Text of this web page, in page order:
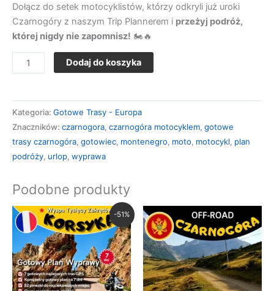
Dołącz do setek motocyklistów, którzy odkryli już uroki
Czarnogóry z naszym Trip Plannerem i przeżyj podróż,
której nigdy nie zapomnisz! 🏍🔥
Dodaj do koszyka
Kategoria: Gotowe Trasy - Europa
Znaczników: czarnogora, czarnogóra motocyklem, gotowe
trasy czarnogóra, gotowiec, montenegro, moto, motocykl, plan
podróży, urlop, wyprawa
Podobne produkty
-51%
Pierwotna
cena
wynosiła:
zł197,00.
Aktualna
cena
wynosi:
zł97,00.